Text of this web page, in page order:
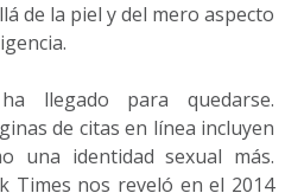
de la piel y del mero aspecto
llegado para quedarse.
de citas en línea incluyen
una identidad sexual más.
Times nos reveló en el 2014